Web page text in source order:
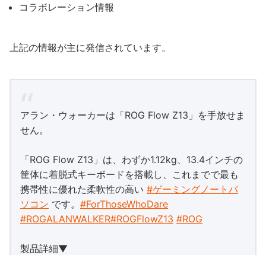
コラボレーション情報
上記の情報が主に発信されています。
アラン・ウォーカーは「ROG Flow Z13」を手放せま
せん。
「ROG Flow Z13」は、わずか1.12kg、13.4インチの
筐体に着脱式キーボードを搭載し、これまでで最も
携帯性に優れた柔軟性の高い #ゲーミングノートパ
ソコン です。 #ForThoseWhoDare
#ROGALANWALKER#ROGFlowZ13 #ROG
製品詳細▼